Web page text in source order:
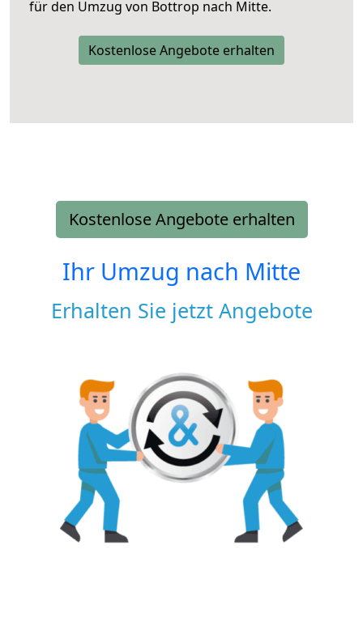
für den Umzug von Bottrop nach Mitte.
Kostenlose Angebote erhalten
Kostenlose Angebote erhalten
Ihr Umzug nach Mitte
Erhalten Sie jetzt Angebote